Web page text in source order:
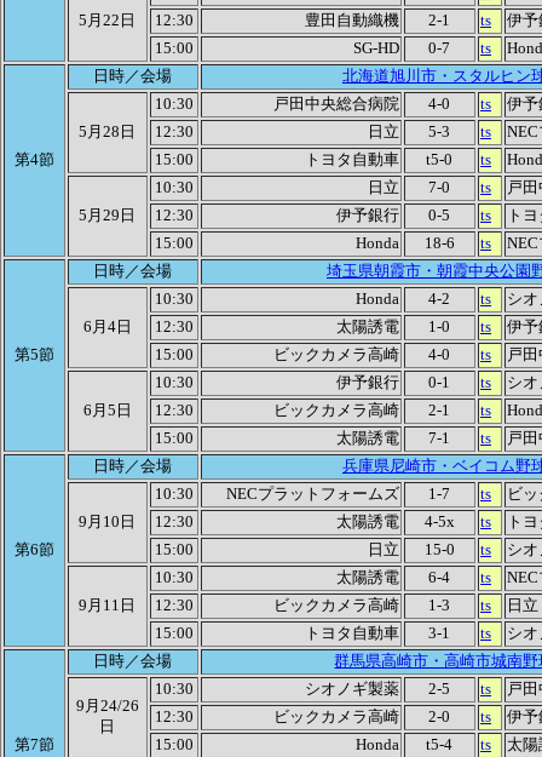
5月22日
12:30
豊田自動織機 2-1 ts
伊予
15:00
SG-HD 0-7 ts
第4節
日時／会場 北海道旭川市・スタルヒン
5月28日
10:30 戸田中央総合病院 4-0 ts
伊予
12:30
日立 5-3 ts
15:00
トヨタ自動車 t5-0 ts
5月29日
10:30 日立 7-0 ts
戸
12:30
伊予銀行 0-5 ts
ト
15:00
Honda 18-6 ts
第5節
日時／会場 埼玉県朝霞市・朝霞中央公園
6月4日
10:30 Honda 4-2 ts
シ
12:30
太陽誘電 1-0 ts
伊予
15:00
ビックカメラ高崎 4-0 ts 戸
6月5日
10:30 伊予銀行 0-1 ts
シ
12:30
ビックカメラ高崎 2-1 ts
15:00
太陽誘電 7-1 ts 戸
第6節
日時／会場 兵庫県尼崎市・ベイコム野
9月10日
10:30 NECプラットフォームズ 1-7 ts
ビ
12:30
太陽誘電 4-5x ts
ト
15:00
日立 15-0 ts シ
9月11日
10:30 太陽誘電 6-4 ts
12:30
ビックカメラ高崎 1-3 ts
日立
15:00
トヨタ自動車 3-1 ts シ
第7節
日時／会場 群馬県高崎市・高崎市城南野
9月24/26
日
10:30 シオノギ製薬 2-5 ts
戸
12:30
ビックカメラ高崎 2-0 ts
伊予
15:00
Honda t5-4 ts 太陽